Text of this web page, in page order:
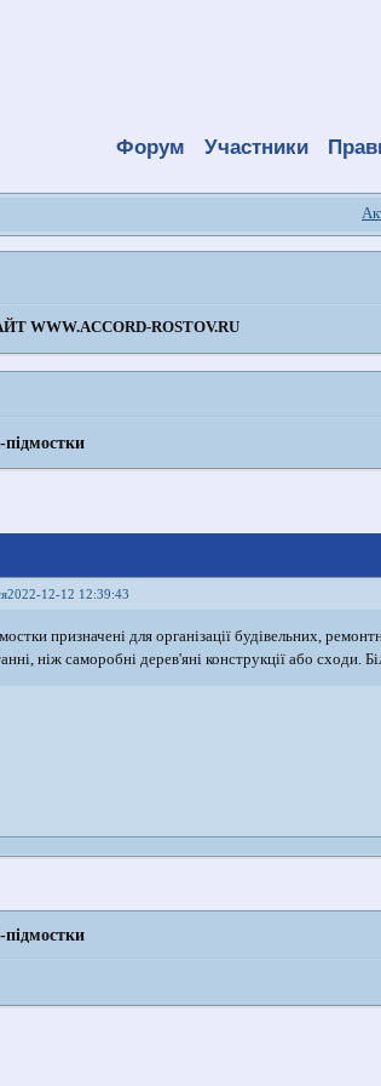
Форум Участники
ROSTOV.RU
підмостки
2022-12-12 12:39:43
призначені для організації будівельних,
ніж саморобні дерев'яні конструкції або сходи.
підмостки